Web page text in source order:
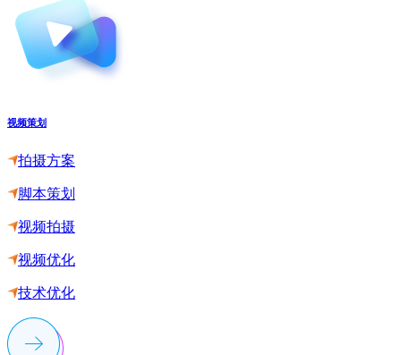
视频策划
拍摄方案
脚本策划
视频拍摄
视频优化
技术优化